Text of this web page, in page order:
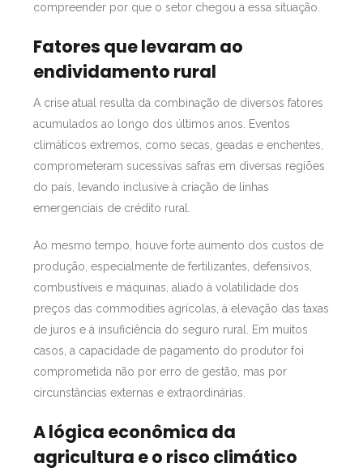
compreender por que o setor chegou a essa situação.
Fatores que levaram ao
endividamento rural
A crise atual resulta da combinação de diversos fatores
acumulados ao longo dos últimos anos. Eventos
climáticos extremos, como secas, geadas e enchentes,
comprometeram sucessivas safras em diversas regiões
do país, levando inclusive à criação de linhas
emergenciais de crédito rural.
Ao mesmo tempo, houve forte aumento dos custos de
produção, especialmente de fertilizantes, defensivos,
combustíveis e máquinas, aliado à volatilidade dos
preços das commodities agrícolas, à elevação das taxas
de juros e à insuficiência do seguro rural. Em muitos
casos, a capacidade de pagamento do produtor foi
comprometida não por erro de gestão, mas por
circunstâncias externas e extraordinárias.
A lógica econômica da
agricultura e o risco climático